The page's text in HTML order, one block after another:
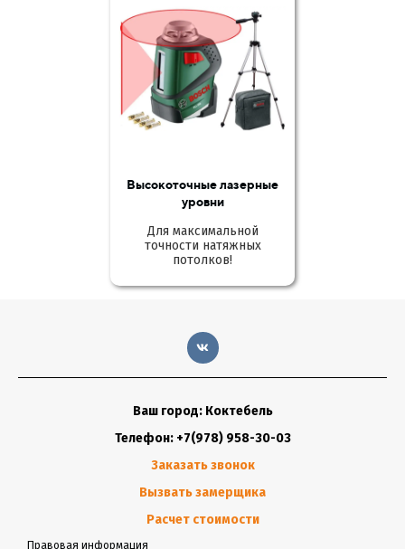
Высокоточные лазерные
уровни
Для максимальной
точности натяжных
потолков!
Ваш город: Коктебель
Телефон: +7(978) 958-30-03
Заказать звонок
Вызвать замерщика
Расчет стоимости
Правовая информация